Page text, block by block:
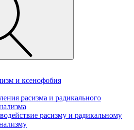
и ксенофобия
расизма и радикального
расизму и радикальному